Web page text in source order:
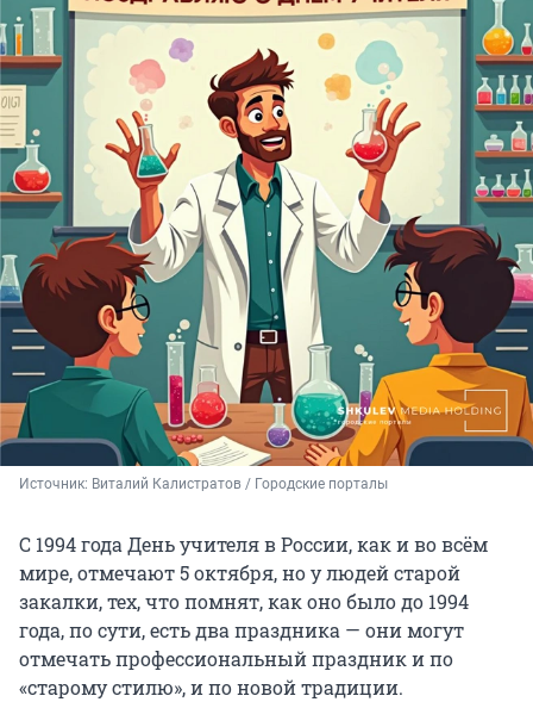
Источник: Виталий Калистратов / Городские порталы
С 1994 года День учителя в России, как и во всём
мире, отмечают 5 октября, но у людей старой
закалки, тех, что помнят, как оно было до 1994
года, по сути, есть два праздника — они могут
отмечать профессиональный праздник и по
«старому стилю», и по новой традиции.